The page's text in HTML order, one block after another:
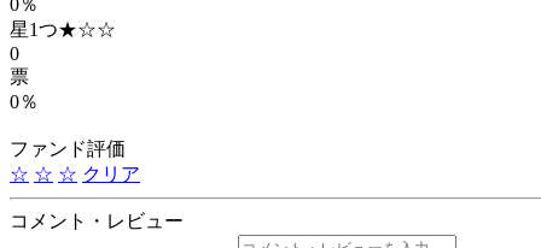
星1つ★☆☆
0
票
0％
ファンド評価
☆ ☆ ☆ クリア
コメント・レビュー